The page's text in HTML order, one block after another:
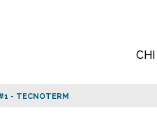
- TECNOTERM